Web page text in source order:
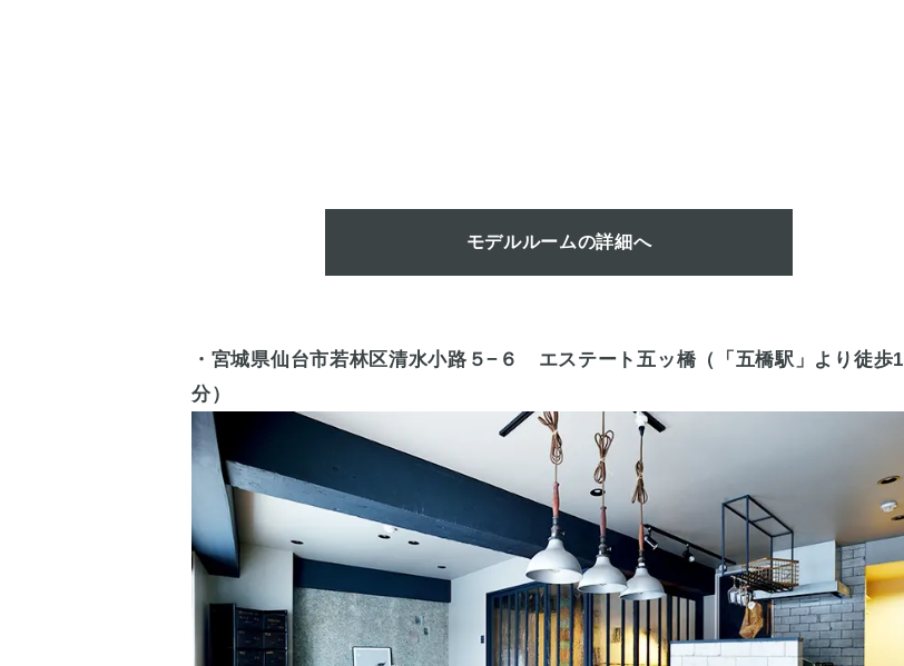
モデルルームの詳細へ
・宮城県仙台市若林区清水小路５−６ エステート五ッ橋（「五橋駅」より徒歩1
分）